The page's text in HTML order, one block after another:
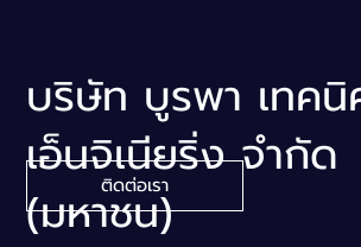
บริษัท บูรพา เทค
เอ็นจิเนียริ่ง จำกัด
(มหาชน)
ติดต่อเรา